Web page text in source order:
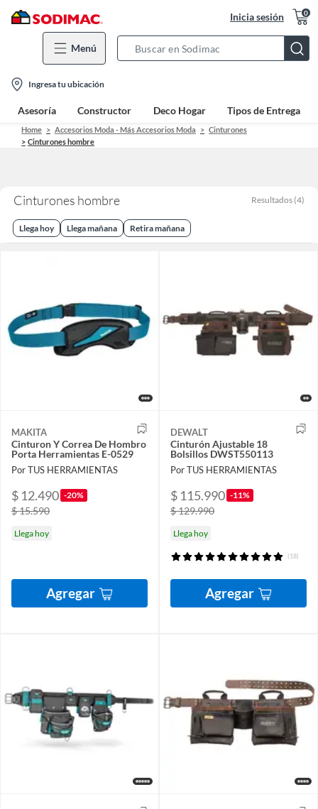
Inicia sesión 0
Menú
Bar
location-
icon
Ingresa tu ubicación
Asesoría Constructor Deco Hogar Tipos de Entrega
Home Accesorios Moda - Más Accesorios Moda
Cinturones
Cinturones hombre
Cinturones hombre Resultados (4)
Llega hoy Llega mañana Retira mañana
MAKITA
Cinturon Y Correa De Hombro
Porta Herramientas E-0529
Por TUS HERRAMIENTAS
$ 12.490 -20%
$ 15.590
Llega hoy
Agregar
DEWALT
Cinturón Ajustable 18
Bolsillos DWST550113
Por TUS HERRAMIENTAS
$ 115.990 -11%
$ 129.990
Llega hoy
(18)
Agregar